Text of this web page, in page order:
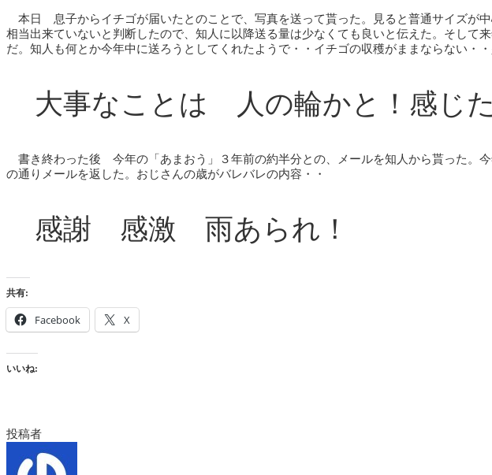
本日 息子からイチゴが届いたとのことで、写真を送って貰った。見ると普通サイズが
相当出来ていないと判断したので、知人に以降送る量は少なくても良いと伝えた。そして
だ。知人も何とか今年中に送ろうとしてくれたようで・・イチゴの収穫がままならない・
大事なことは 人の輪かと！感じた
書き終わった後 今年の「あまおう」３年前の約半分との、メールを知人から貰った。
の通りメールを返した。おじさんの歳がバレバレの内容・・
感謝 感激 雨あられ！
共有:
Facebook X
いいね:
投稿者